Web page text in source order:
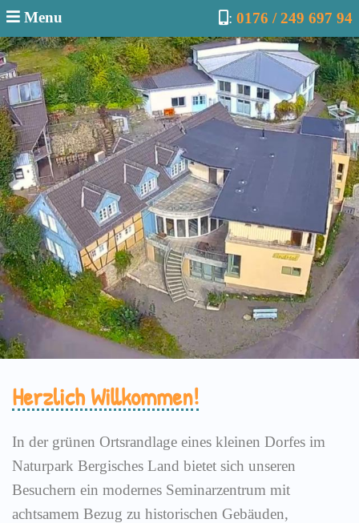
Menu : 0176 / 249 697 94
Herzlich Willkommen!
In der grünen Ortsrandlage eines kleinen Dorfes im
Naturpark Bergisches Land bietet sich unseren
Besuchern ein modernes Seminarzentrum mit
achtsamem Bezug zu historischen Gebäuden,